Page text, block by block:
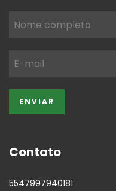
Contato
5547997940181